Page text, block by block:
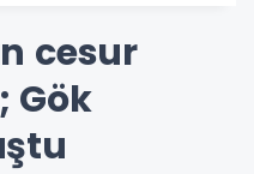
cesur
Gök